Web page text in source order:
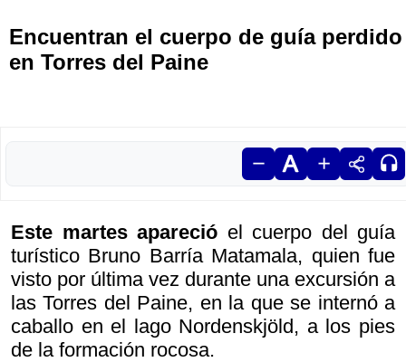
Encuentran el cuerpo de guía perdido
en Torres del Paine
Este martes apareció el cuerpo del guía
turístico Bruno Barría Matamala, quien fue
visto por última vez durante una excursión a
las Torres del Paine, en la que se internó a
caballo en el lago Nordenskjöld, a los pies
de la formación rocosa.